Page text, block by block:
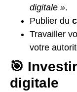
digitale ».
Publier du
Travailler
votre
🎯
digitale